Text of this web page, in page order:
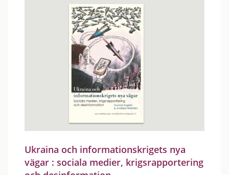
Ukraina och informationskrigets nya
vägar : sociala medier, krigsrapportering